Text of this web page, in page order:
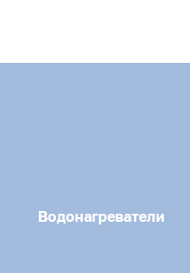
Водонагреватели